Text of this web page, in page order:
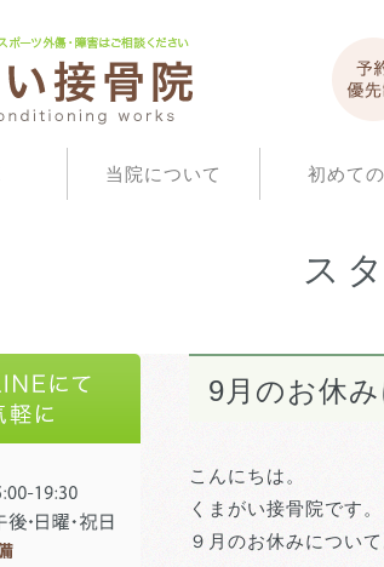
当院について 初めて
ス
9月のお休
こんにちは。
くまがい接骨院です。
９月のお休みについ